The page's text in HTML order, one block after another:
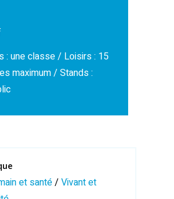
: une classe / Loisirs : 15
maximum / Stands :
et santé/ Vivant et